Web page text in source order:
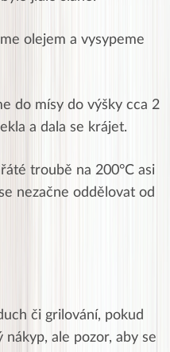
olejem a vysypeme
do mísy do výšky cca 2
a dala se krájet.
troubě na 200°C asi
nezačne oddělovat od
či grilování, pokud
ale pozor, aby se